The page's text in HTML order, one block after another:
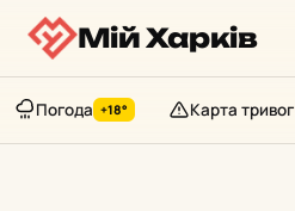
Мій Харків
Погода +18° Карта тривог